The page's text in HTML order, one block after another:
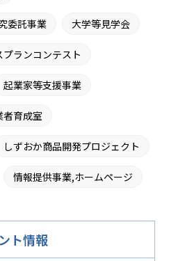
委託事業 大学等見学会
プランコンテスト
起業家等支援事業
者育成室
しずおか商品開発プロジェクト
情報提供事業,ホームページ
遣事業
ト情報